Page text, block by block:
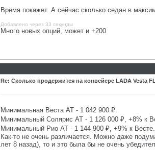
Время покажет. А сейчас сколько седан в
Добавлено через 33 секунды
Много новых опций, может и +200
Re: Сколько продержится на конвейере LADA Vesta FL
Минимальная Веста АТ - 1 042 900 ₽.
Минимальный Солярис АТ - 1 126 000 ₽, +8% к
Минимальный Рио АТ - 1 144 900 ₽, +9% к Весте.
Как-то не очень различается. Можно даже
лет 8 назад), то и это была бы не очень